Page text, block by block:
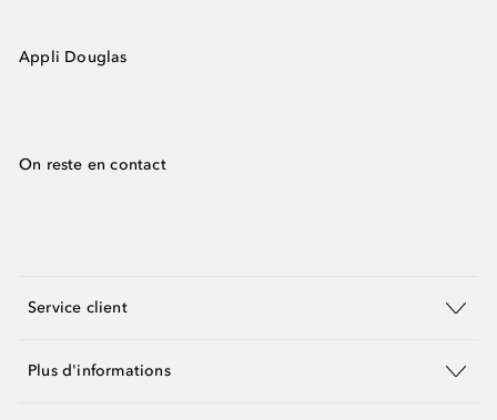
Appli Douglas
On reste en contact
Service client
Plus d'informations